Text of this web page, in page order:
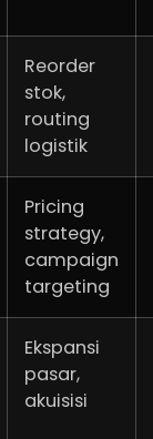
Reorder
stok,
routing
logistik
Pricing
strategy,
campaign
targeting
Ekspansi
pasar,
akuisisi